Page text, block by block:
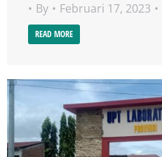
By
Februari 17, 2023
READ MORE